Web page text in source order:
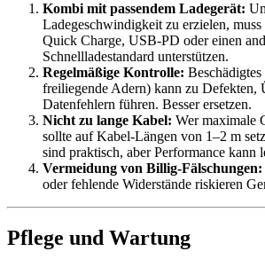
Kombi mit passendem Ladegerät:
Ladegeschwindigkeit zu erzielen, muss
Quick Charge, USB-PD oder einen
Schnellladestandard unterstützen.
Regelmäßige Kontrolle:
freiliegende Adern) kann zu Defekten,
Datenfehlern führen. Besser ersetzen.
Nicht zu lange Kabel: Wer maximale
sollte auf Kabel-Längen von 1–2 m
sind praktisch, aber Performance kann
Vermeidung von Billig-Fälschungen:
oder fehlende Widerstände riskieren
Pflege und Wartung